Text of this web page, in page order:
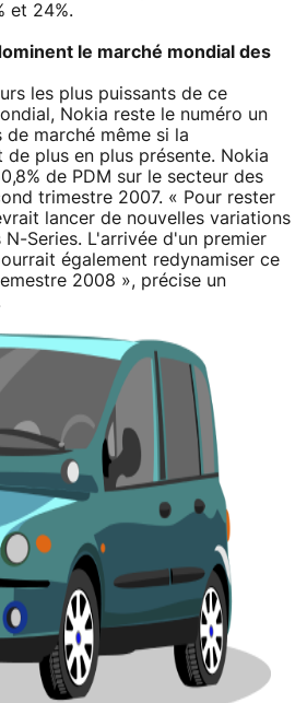
et 24%.
le marché mondial des
les plus puissants de ce
Nokia reste le numéro un
de marché même si la
de plus en plus présente. Nokia
de PDM sur le secteur des
trimestre 2007. « Pour rester
lancer de nouvelles variations
Series. L'arrivée d'un premier
également redynamiser ce
2008 », précise un